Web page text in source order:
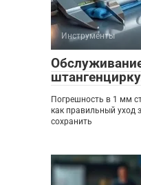
Инструменты
Погрешность в 1 мм
как правильный уход
сохранить